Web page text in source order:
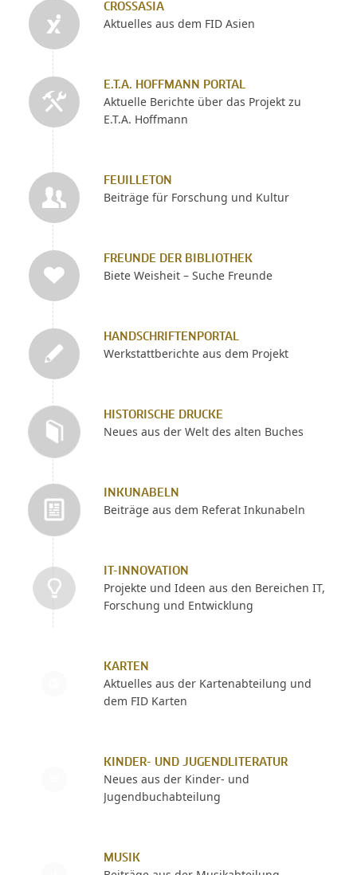
CROSSASIA
Aktuelles aus dem FID Asien
E.T.A. HOFFMANN PORTAL
Aktuelle Berichte über das Projekt zu
E.T.A. Hoffmann
FEUILLETON
Beiträge für Forschung und Kultur
FREUNDE DER BIBLIOTHEK
Biete Weisheit – Suche Freunde
HANDSCHRIFTENPORTAL
Werkstattberichte aus dem Projekt
HISTORISCHE DRUCKE
Neues aus der Welt des alten Buches
INKUNABELN
Beiträge aus dem Referat Inkunabeln
IT-INNOVATION
Projekte und Ideen aus den Bereichen IT,
Forschung und Entwicklung
KARTEN
Aktuelles aus der Kartenabteilung und
dem FID Karten
KINDER- UND JUGENDLITERATUR
Neues aus der Kinder- und
Jugendbuchabteilung
MUSIK